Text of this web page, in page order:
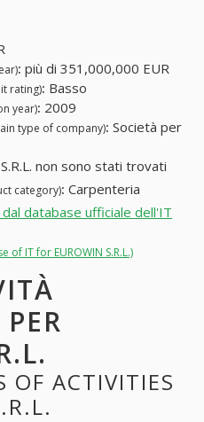
: più di 351,000,000 EUR
rating): Basso
year): 2009
type of company): Società per
non sono stati trovati
category): Carpenteria
database ufficiale dell'IT
IT for EUROWIN S.R.L.)
OF ACTIVITIES